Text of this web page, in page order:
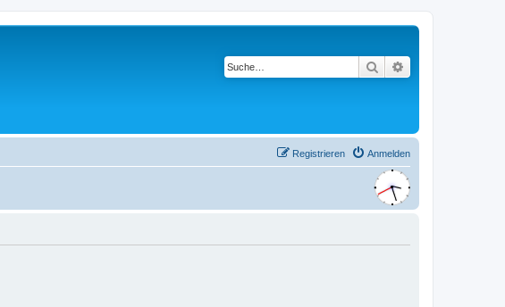
Suche
Anmelden
Registrieren